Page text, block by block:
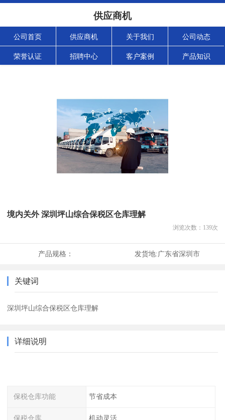
供应商机
公司首页 供应商机 关于我们 公司动态
荣誉认证 招聘中心 客户案例 产品知识
境内关外 深圳坪山综合保税区仓库理解
浏览次数： 139次
产品规格： 发货地:广东省深圳市
关键词
深圳坪山综合保税区仓库理解
详细说明
保税仓库功能 节省成本
保税仓库 机动灵活